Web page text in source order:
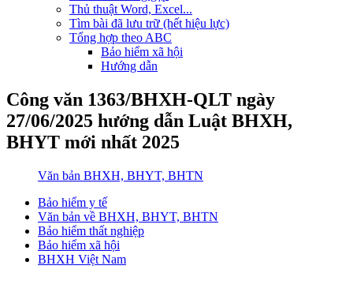
Thủ thuật Word, Excel...
Tìm bài đã lưu trữ (hết hiệu lực)
Tổng hợp theo ABC
Bảo hiểm xã hội
Hướng dẫn
Công văn 1363/BHXH-QLT ngày
27/06/2025 hướng dẫn Luật BHXH,
BHYT mới nhất 2025
Văn bản BHXH, BHYT, BHTN
Bảo hiểm y tế
Văn bản về BHXH, BHYT, BHTN
Bảo hiểm thất nghiệp
Bảo hiểm xã hội
BHXH Việt Nam